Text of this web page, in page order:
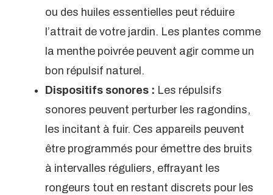
ou des huiles essentielles peut réduire
l’attrait de votre jardin. Les plantes comme
la menthe poivrée peuvent agir comme un
bon répulsif naturel.
Dispositifs sonores : Les répulsifs
sonores peuvent perturber les ragondins,
les incitant à fuir. Ces appareils peuvent
être programmés pour émettre des bruits
à intervalles réguliers, effrayant les
rongeurs tout en restant discrets pour les